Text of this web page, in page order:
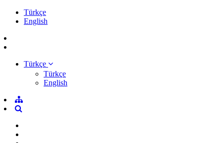
Türkçe
English
Türkçe
Türkçe
English